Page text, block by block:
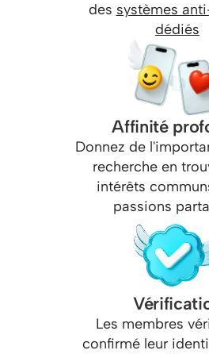
des systèmes
dédiés
Affinité
Donnez de
recherche en
intérêts
passions
Les membres
confirmé leur